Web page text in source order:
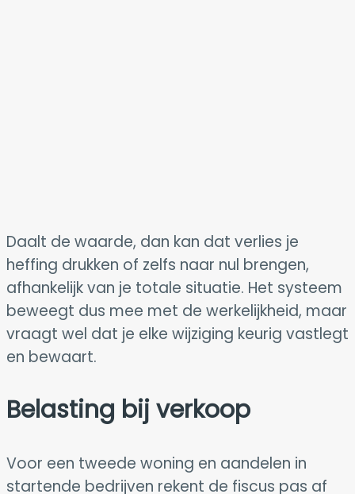
Daalt de waarde, dan kan dat verlies je
heffing drukken of zelfs naar nul brengen,
afhankelijk van je totale situatie. Het systeem
beweegt dus mee met de werkelijkheid, maar
vraagt wel dat je elke wijziging keurig vastlegt
en bewaart.
Belasting bij verkoop
Voor een tweede woning en aandelen in
startende bedrijven rekent de fiscus pas af